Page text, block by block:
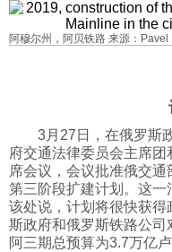
经济
文化
历史
阿穆尔州，阿贝铁路 来源：Pavel
3月27日，在俄罗斯
府交通法律委员会主席
席会议，会议批准俄交
第三阶段扩建计划。这一
该处说，计划将很快获得
斯政府和俄罗斯铁路公司
阿三期总预算为3.7万亿